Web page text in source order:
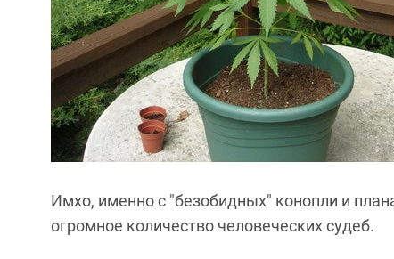
Имхо, именно с "безобидных" конопли и
огромное количество человеческих судеб.